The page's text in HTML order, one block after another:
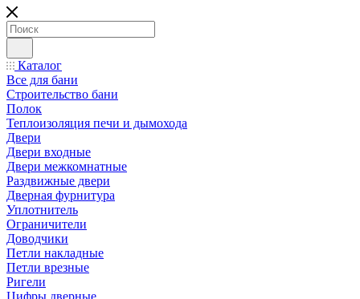
Каталог
Все для бани
Строительство бани
Полок
Теплоизоляция печи и дымохода
Двери
Двери входные
Двери межкомнатные
Раздвижные двери
Дверная фурнитура
Уплотнитель
Ограничители
Доводчики
Петли накладные
Петли врезные
Ригели
Цифры дверные